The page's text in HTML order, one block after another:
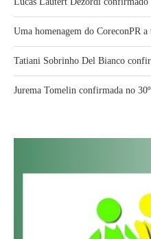
Uma homenagem do CoreconPR a
Tatiani Sobrinho Del Bianco
Jurema Tomelin confirmada no